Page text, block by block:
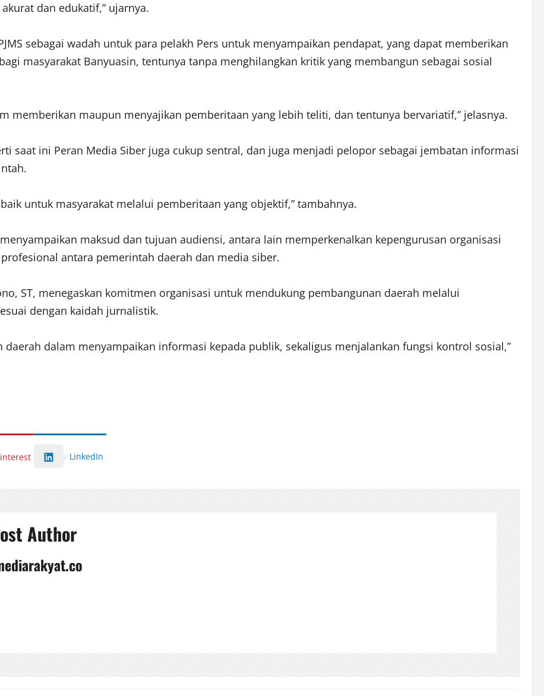
dan edukatif,” ujarnya.
sebagai wadah untuk para pelakh Pers untuk menyampaikan pendapat, yang dapat memberikan
masyarakat Banyuasin, tentunya tanpa menghilangkan kritik yang membangun sebagai sosial
memberikan maupun menyajikan pemberitaan yang lebih teliti, dan tentunya bervariatif,” jelasnya.
saat ini Peran Media Siber juga cukup sentral, dan juga menjadi pelopor sebagai jembatan informasi
untuk masyarakat melalui pemberitaan yang objektif,” tambahnya.
menyampaikan maksud dan tujuan audiensi, antara lain memperkenalkan kepengurusan organisasi
antara pemerintah daerah dan media siber.
ST, menegaskan komitmen organisasi untuk mendukung pembangunan daerah melalui
dengan kaidah jurnalistik.
dalam menyampaikan informasi kepada publik, sekaligus menjalankan fungsi kontrol sosial,”
LinkedIn
Author